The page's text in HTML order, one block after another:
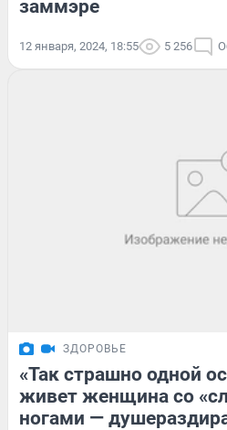
заммэре
12 января, 2024, 18:55 5 256
ЗДОРОВЬЕ
«Так страшно одной
живет женщина со
ногами —